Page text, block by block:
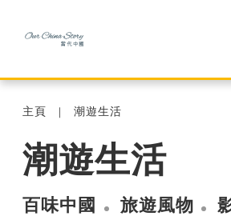
主頁 潮遊生活
潮遊生活
百味中國 旅遊風物